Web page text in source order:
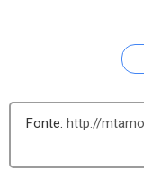
http://